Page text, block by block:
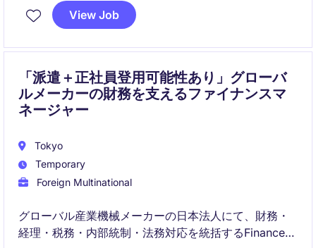
し、パフォーマンス向上とコスト・リスク最適化を実
現します。
View Job
「派遣＋正社員登用可能性あり」グローバ
ルメーカーの財務を支えるファイナンスマ
ネージャー
Tokyo
Temporary
Foreign Multinational
グローバル産業機械メーカーの日本法人にて、財務・
経理・税務・内部統制・法務対応を統括するFinance